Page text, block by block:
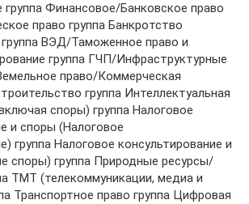
группа Финансовое/Банковское право
право группа Банкротство
ВЭД/Таможенное право и
группа ГЧП/Инфраструктурные
право/Коммерческая
группа Интеллектуальная
споры) группа Налоговое
и споры (Налоговое
группа Налоговое консультирование и
споры) группа Природные ресурсы/
ТМТ (телекоммуникации, медиа и
Транспортное право группа Цифровая